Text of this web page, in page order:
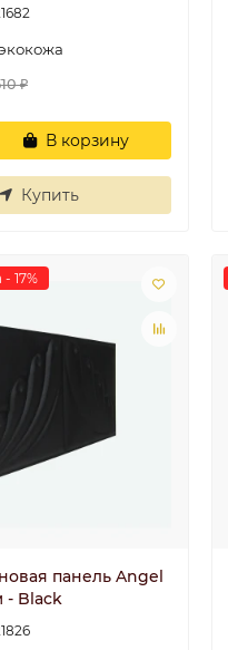
₽
В корзину
Купить
17%
панель Angel
- Black